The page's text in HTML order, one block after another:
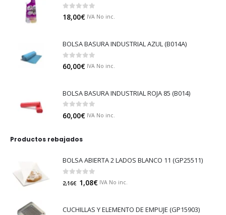
0 out of 5
18,00€ IVA No inc.
BOLSA BASURA INDUSTRIAL AZUL (B014A)
0 out of 5
60,00€ IVA No inc.
BOLSA BASURA INDUSTRIAL ROJA 85 (B014)
0 out of 5
60,00€ IVA No inc.
Productos rebajados
BOLSA ABIERTA 2 LADOS BLANCO 11 (GP25511)
out of 5
2,16€ 1,08€ IVA No inc.
CUCHILLAS Y ELEMENTO DE EMPUJE (GP15903)